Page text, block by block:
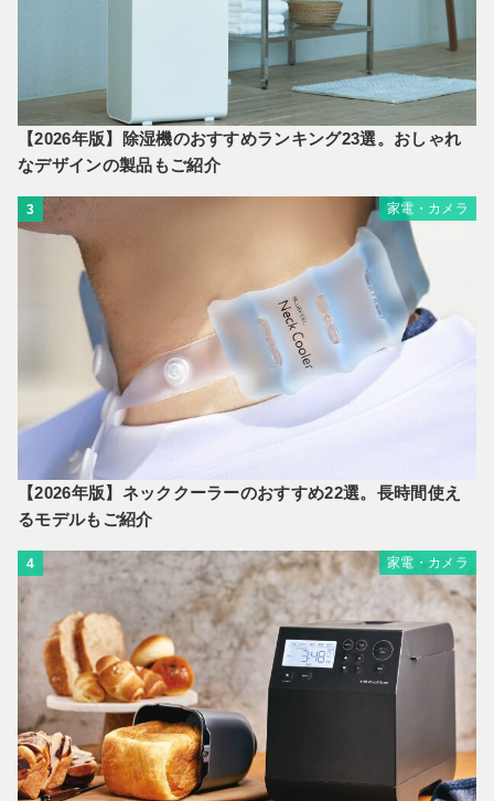
【2026年版】除湿機のおすすめランキング23選。おしゃれ
なデザインの製品もご紹介
3 家電・カメラ
【2026年版】ネッククーラーのおすすめ22選。長時間使え
るモデルもご紹介
4 家電・カメラ